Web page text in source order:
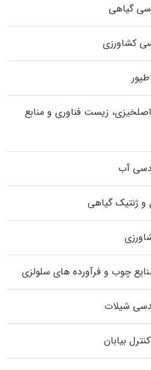
گیاهی
کشاورزی
زیست فناوری و منابع
آب
و ژنتیک گیاهی
چوب و فرآورده‌ های سلولزی
شیلات
بیابان